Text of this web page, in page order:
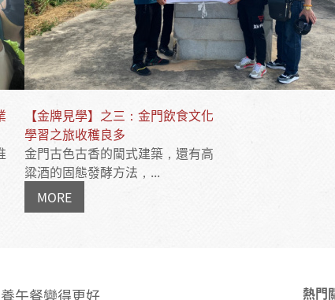
【金牌見學】之三：金門飲食文化
學習之旅收穫良多
金門古色古香的閩式建築，還有高
粱酒的固態發酵方法，...
MORE
熱門